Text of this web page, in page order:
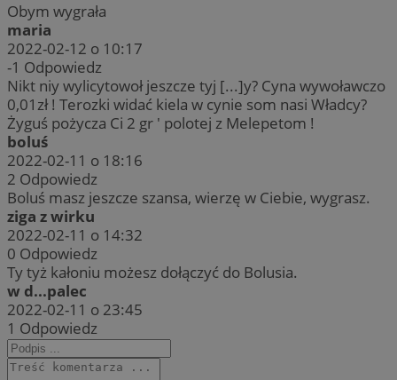
Obym wygrała
maria
2022-02-12 o 10:17
-1 Odpowiedz
Nikt niy wylicytowoł jeszcze tyj [...]y? Cyna wywoławczo
0,01zł ! Terozki widać kiela w cynie som nasi Władcy?
Żyguś pożycza Ci 2 gr ' polotej z Melepetom !
boluś
2022-02-11 o 18:16
2 Odpowiedz
Boluś masz jeszcze szansa, wierzę w Ciebie, wygrasz.
ziga z wirku
2022-02-11 o 14:32
0 Odpowiedz
Ty tyż kałoniu możesz dołączyć do Bolusia.
w d...palec
2022-02-11 o 23:45
1 Odpowiedz